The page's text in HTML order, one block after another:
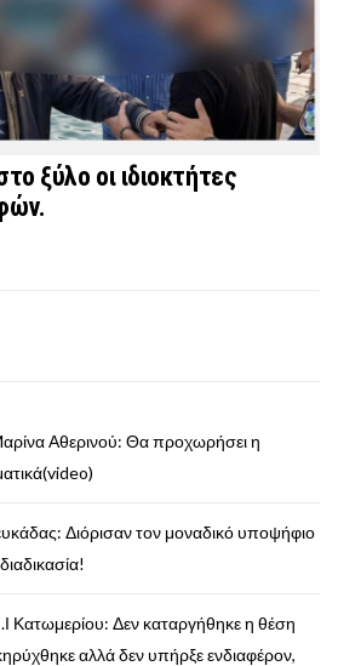
ξύλο οι ιδιοκτήτες
Αθερινού: Θα προχωρήσει η
Διόρισαν τον μοναδικό υποψήφιο
Κατωμερίου: Δεν καταργήθηκε η θέση
αλλά δεν υπήρξε ενδιαφέρον,